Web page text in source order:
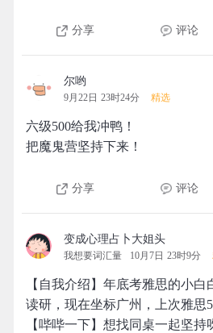
分享 评论
尔哟
9月22日 23时24分 精选
六级500给我冲鸭！
把魔鬼营坚持下来！
分享 评论
变成心理占卜大姐头
我想要词汇量 10月7日 23时9分
【自我介绍】年底考雅思的小白
读研，现在坐标广州，上次雅思
【哔哔一下】想找同桌一起坚